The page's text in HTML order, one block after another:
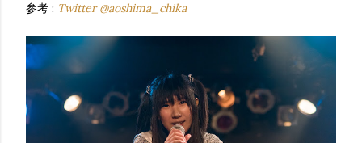
参考 : Twitter @aoshima_chika